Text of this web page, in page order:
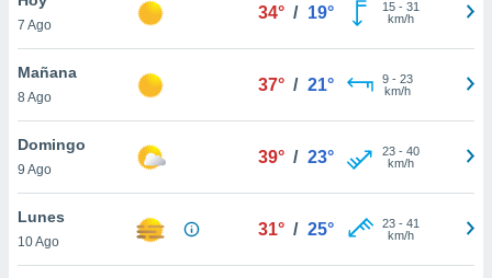
y
en
más
de
7 Ago
34° / 19° 15- 31
km/h
Mañana
8 Ago
37° / 21° 9- 23
km/h
Domingo
9 Ago
39° / 23° 23- 40
km/h
Lunes
10 Ago
31° / 25° 23- 41
km/h